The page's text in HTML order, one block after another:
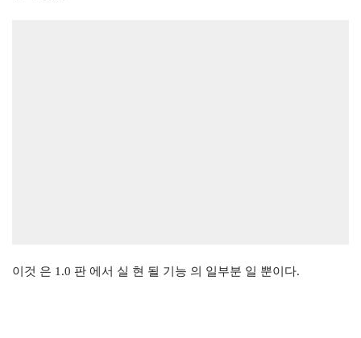
이것 은 1.0 판 에서 실 현 될 기능 의 일부분 일 뿐이다.